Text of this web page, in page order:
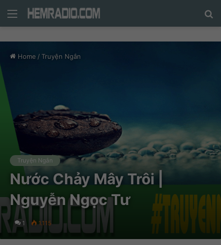
Menu
Home / Truyện Ngắn
Truyện Ngắn
Nước Chảy Mây Trôi |
Nguyễn Ngọc Tư
1 1.115